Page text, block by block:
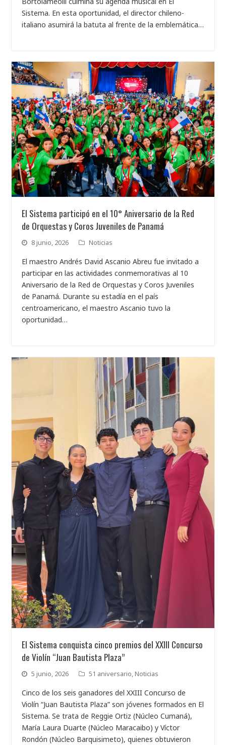
Sistema. En esta oportunidad, el director chileno-
italiano asumirá la batuta al frente de la emblemática…
El Sistema participó en el 10° Aniversario de la Red
de Orquestas y Coros Juveniles de Panamá
8 junio, 2026 Noticias
El maestro Andrés David Ascanio Abreu fue invitado a
participar en las actividades conmemorativas al 10
Aniversario de la Red de Orquestas y Coros Juveniles
de Panamá. Durante su estadía en el país
centroamericano, el maestro Ascanio tuvo la
oportunidad…
El Sistema conquista cinco premios del XXIII Concurso
de Violín “Juan Bautista Plaza”
5 junio, 2026 51 aniversario,Noticias
Cinco de los seis ganadores del XXIII Concurso de
Violín “Juan Bautista Plaza” son jóvenes formados en El
Sistema. Se trata de Reggie Ortiz (Núcleo Cumaná),
María Laura Duarte (Núcleo Maracaibo) y Víctor
Rondón (Núcleo Barquisimeto), quienes obtuvieron